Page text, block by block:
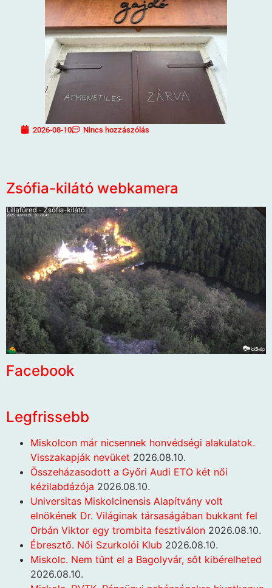
2026-08-10 Nincs hozzászólás
Zsófia-kilátó webkamera
Facebook
Legfrissebb
Miskolcon már nicsennek honvédségi alakulatok.
Visszakapják nevüket 2026.08.10.
Összeházasodott a Győri Audi ETO két női
kézilabdázója 2026.08.10.
Universitas Miskolcinensis Alapítvány volt
elnökének Dr. Világinak társaságában bukkant fel
Orbán Viktor egy trombita fesztiválon 2026.08.10.
Ébresztő. Női Szurkolói Klub 2026.08.10.
Miskolc. Nem tűnt el a Bagolyvár, sőt kibérelheted
2026.08.10.